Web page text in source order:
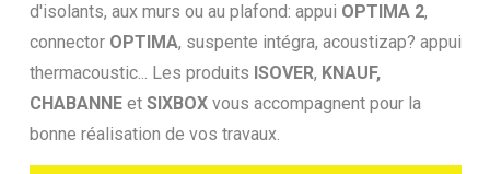
d'isolants, aux murs ou au plafond: appui OPTIMA 2,
connector OPTIMA, suspente intégra, acoustizap? appui
thermacoustic... Les produits ISOVER, KNAUF,
CHABANNEet SIXBOXvous accompagnent pour la
bonne réalisation de vos travaux.